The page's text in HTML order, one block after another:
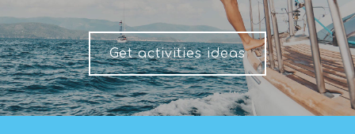
Get activities ideas